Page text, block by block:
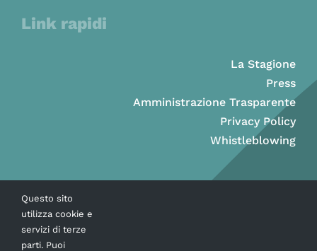
Link rapidi
La Stagione
Press
Amministrazione Trasparente
Privacy Policy
Whistleblowing
Questo sito
utilizza cookie e
servizi di terze
parti. Puoi